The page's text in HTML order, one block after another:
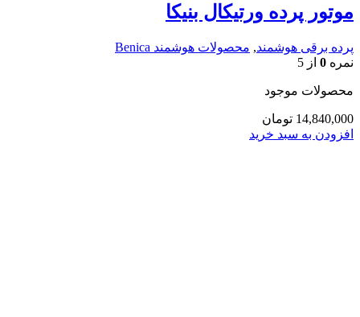
موتور پرده ورتیکال بنیکا
پرده برقی هوشمند, محصولات هوشمند Benica
نمره 0 از 5
محصولات موجود
14,840,000 تومان
افزودن به سبد خرید